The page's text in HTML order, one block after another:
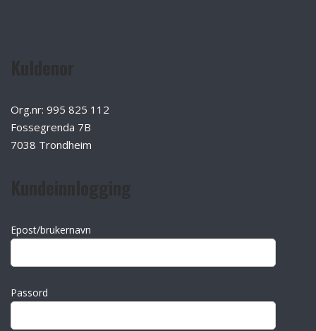
Org.nr: 995 825 112
Fossegrenda 7B
7038 Trondheim
Epost/brukernavn
Passord